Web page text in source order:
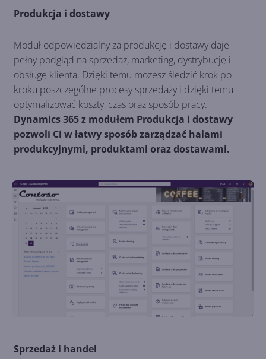
Produkcja i dostawy
Moduł odpowiedzialny za produkcję i dostawy daje
pełny podgląd na sprzedaż, marketing, dystrybucję i
obsługę klienta. Dzięki temu możesz śledzić krok po
kroku poszczególne procesy sprzedaży i dzięki temu
optymalizować koszty, czas oraz sposób pracy.
Dynamics 365 z modułem Produkcja i dostawy
pozwoli Ci w łatwy sposób zarządzać halami
produkcyjnymi, produktami oraz dostawami.
Sprzedaż i handel